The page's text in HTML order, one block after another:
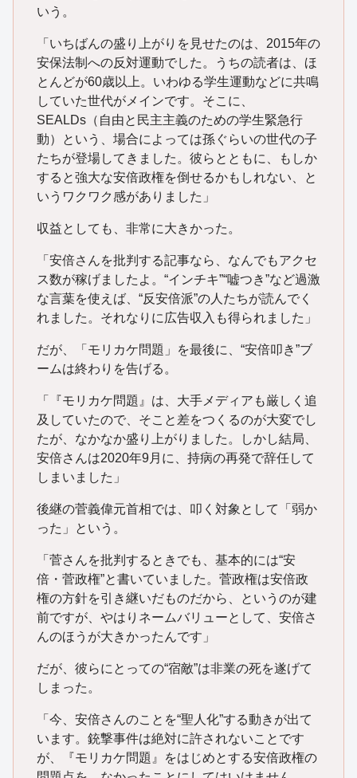
いう。
「いちばんの盛り上がりを見せたのは、2015年の
安保法制への反対運動でした。うちの読者は、ほ
とんどが60歳以上。いわゆる学生運動などに共鳴
していた世代がメインです。そこに、
SEALDs（自由と民主主義のための学生緊急行
動）という、場合によっては孫ぐらいの世代の子
たちが登場してきました。彼らとともに、もしか
すると強大な安倍政権を倒せるかもしれない、と
いうワクワク感がありました」
収益としても、非常に大きかった。
「安倍さんを批判する記事なら、なんでもアクセ
ス数が稼げましたよ。“インチキ”“嘘つき”など過激
な言葉を使えば、“反安倍派”の人たちが読んでく
れました。それなりに広告収入も得られました」
だが、「モリカケ問題」を最後に、“安倍叩き”ブ
ームは終わりを告げる。
「『モリカケ問題』は、大手メディアも厳しく追
及していたので、そこと差をつくるのが大変でし
たが、なかなか盛り上がりました。しかし結局、
安倍さんは2020年9月に、持病の再発で辞任して
しまいました」
後継の菅義偉元首相では、叩く対象として「弱か
った」という。
「菅さんを批判するときでも、基本的には“安
倍・菅政権”と書いていました。菅政権は安倍政
権の方針を引き継いだものだから、というのが建
前ですが、やはりネームバリューとして、安倍さ
んのほうが大きかったんです」
だが、彼らにとっての“宿敵”は非業の死を遂げて
しまった。
「今、安倍さんのことを“聖人化”する動きが出て
います。銃撃事件は絶対に許されないことです
が、『モリカケ問題』をはじめとする安倍政権の